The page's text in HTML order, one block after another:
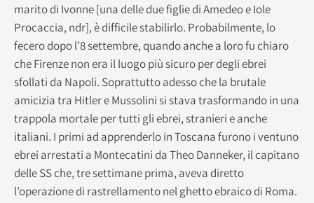
marito di Ivonne [una delle due figlie di Amedeo e Iole
Procaccia, ndr], è difficile stabilirlo. Probabilmente, lo
fecero dopo l’8 settembre, quando anche a loro fu chiaro
che Firenze non era il luogo più sicuro per degli ebrei
sfollati da Napoli. Soprattutto adesso che la brutale
amicizia tra Hitler e Mussolini si stava trasformando in una
trappola mortale per tutti gli ebrei, stranieri e anche
italiani. I primi ad apprenderlo in Toscana furono i ventuno
ebrei arrestati a Montecatini da Theo Danneker, il capitano
delle SS che, tre settimane prima, aveva diretto
l’operazione di rastrellamento nel ghetto ebraico di Roma.